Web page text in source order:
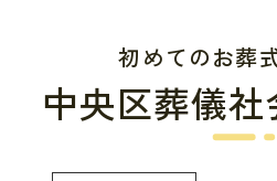
初めてのお葬
中央区葬儀社